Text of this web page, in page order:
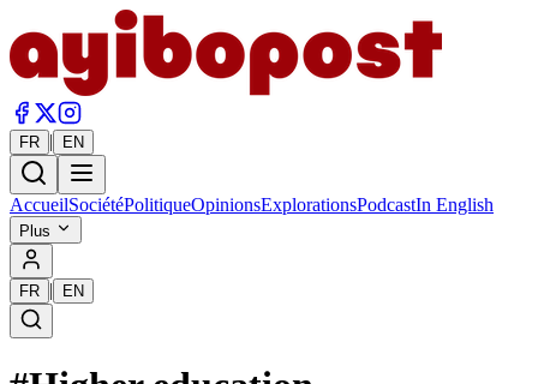
FR | EN
AccueilSociétéPolitiqueOpinionsExplorationsPodcastIn English
Plus
FR | EN